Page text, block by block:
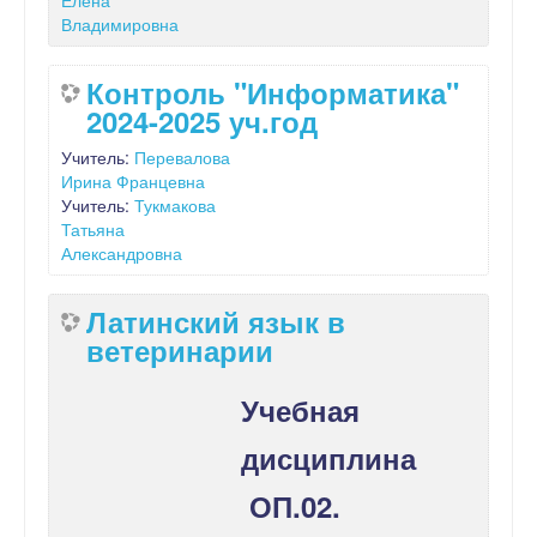
Владимировна
Контроль "Информатика"
2024-2025 уч.год
Учитель: Перевалова
Ирина Францевна
Учитель: Тукмакова
Татьяна
Александровна
Латинский язык в
ветеринарии
Учебная
дисциплина
ОП.02.